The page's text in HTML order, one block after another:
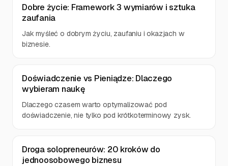
Dobre życie: Framework 3 wymiarów i sztuka
zaufania
Jak myśleć o dobrym życiu, zaufaniu i okazjach w
biznesie.
Doświadczenie vs Pieniądze: Dlaczego
wybieram naukę
Dlaczego czasem warto optymalizować pod
doświadczenie, nie tylko pod krótkoterminowy zysk.
Droga solopreneurów: 20 kroków do
jednoosobowego biznesu